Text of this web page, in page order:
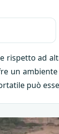
ad
un
può